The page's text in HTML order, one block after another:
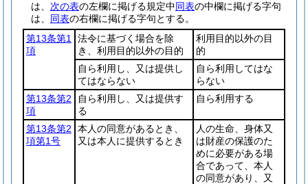
は、 次の表の左欄に掲げる規定中同表の中欄に掲げる字句
は、 同表の右欄に掲げる字句とする。
第13条第1
項
法令に基づく場合を除
き、利用目的以外の目的
利用目的以外の目
的
自ら利用し、又は提供し
てはならない
自ら利用してはな
らない
第13条第2
項
自ら利用し、又は提供す
る
自ら利用する
第13条第2
項第1号
本人の同意があるとき、
又は本人に提供するとき
人の生命、身体又
は財産の保護のた
めに必要がある場
合であって、本人
の同意があり、又